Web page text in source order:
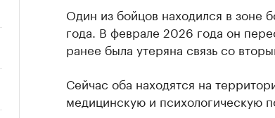
Один из бойцов находился в зоне
года. В феврале 2026 года он
ранее была утеряна связь со
Сейчас оба находятся на
медицинскую и психологическую